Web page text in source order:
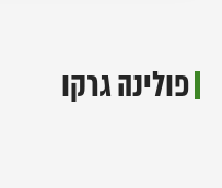
פולינה גרקו